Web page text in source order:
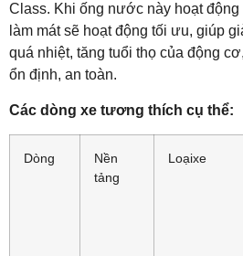
Class. Khi ống nước này hoạt
làm mát sẽ hoạt động tối ưu, giúp
quá nhiệt, tăng tuổi thọ của động
ổn định, an toàn.
Các dòng xe tương thích cụ thể:
Dòng
Nền
tảng
Loạixe